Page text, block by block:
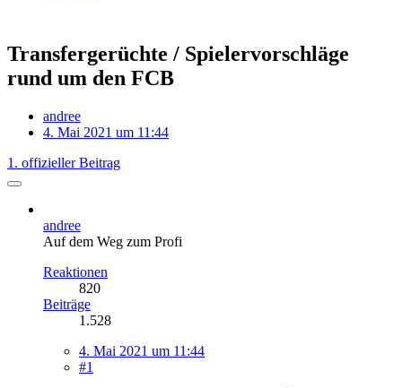
Transfergerüchte / Spielervorschläge
rund um den FCB
andree
4. Mai 2021 um 11:44
1. offizieller Beitrag
andree
Auf dem Weg zum Profi
Reaktionen
820
Beiträge
1.528
4. Mai 2021 um 11:44
#1